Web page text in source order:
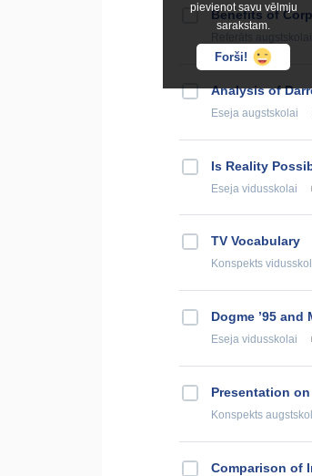
pievienot savu vēlmju
sarakstam.
Forši!
Benefits of
Analysis of
Eseja augstskolai
Is Reality
Eseja vidusskolai
TV Vocabulary
Konspekts
Dogme ’95
Eseja vidusskolai
Presentation
Konspekts
Comparison of